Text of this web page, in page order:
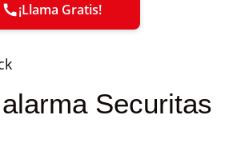
¡Llama Gratis!
Securitas